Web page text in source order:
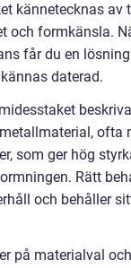
kännetecknas av
och formkänsla.
får du en
daterad.
ofta
som ger hög
Rätt
och behåller
på materialval